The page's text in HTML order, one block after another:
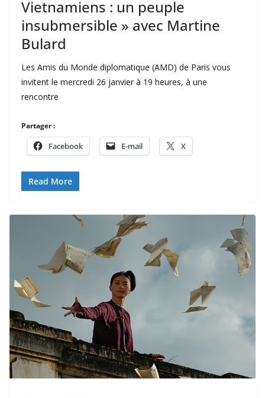
Vietnamiens : un peuple
insubmersible » avec Martine
Bulard
Les Amis du Monde diplomatique (AMD) de Paris vous
invitent le mercredi 26 janvier à 19 heures, à une
rencontre
Partager :
Facebook E-mail X
Read More